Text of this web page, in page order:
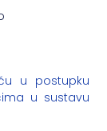
u postupku
u sustavu